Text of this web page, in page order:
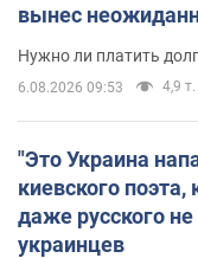
вынес
Нужно ли платить
6.08.2026 09:53 4,9 т.
"Это Украина
киевского
даже русского не
украинцев